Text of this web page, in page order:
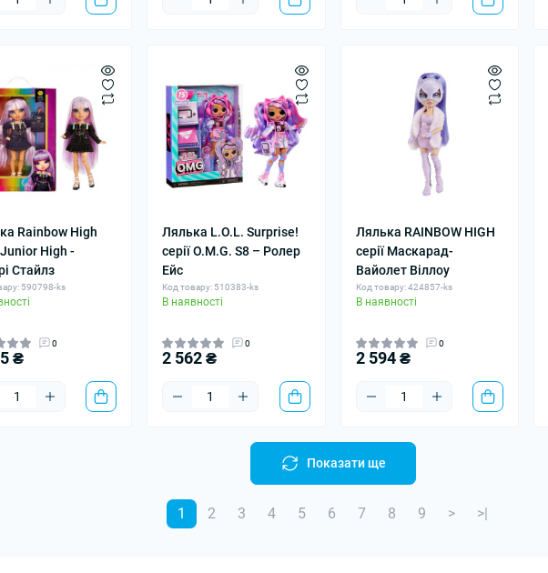
Rainbow High
Junior High -
Стайлз
590798-ks
0
₴
Лялька L.O.L. Surprise!
серії O.M.G. S8 – Ролер
Ейс
Код товару: 510383-ks
В наявності
0
2 562 ₴
Лялька RAINBOW HIGH
серії Маскарад-
Вайолет Віллоу
Код товару: 424857-ks
В наявності
0
2 594 ₴
Показати ще
1 2 3 4 5 6 7 8 9 > >|